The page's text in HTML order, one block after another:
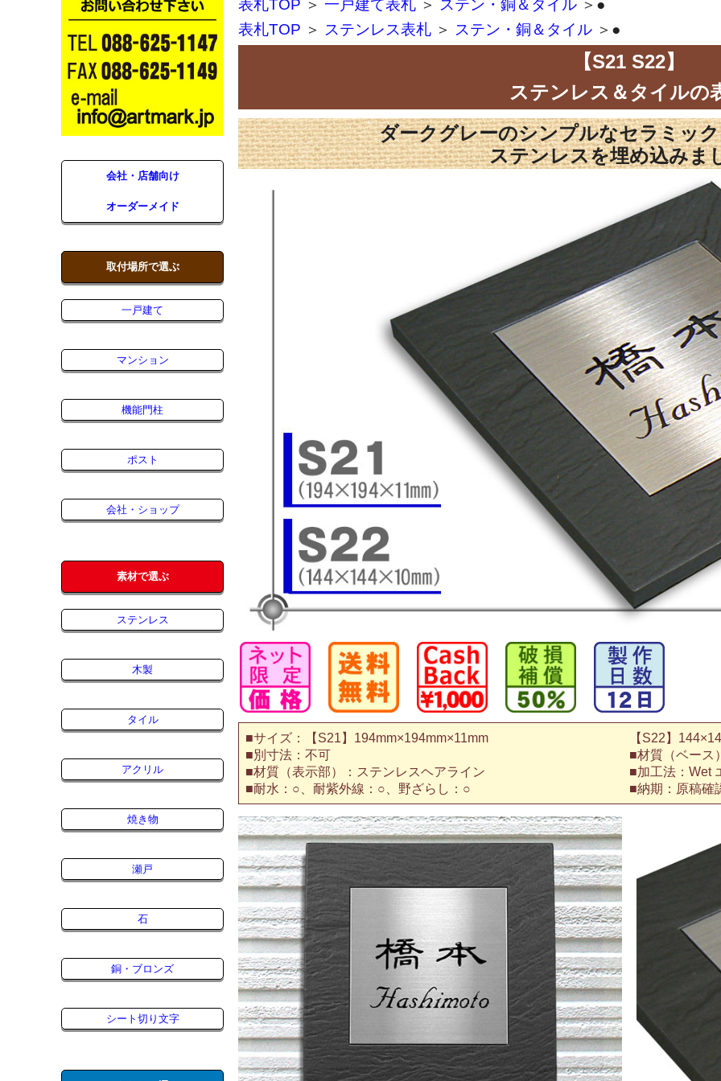
表札TOP ＞一戸建て表札 ＞ ステン・銅＆タイル ＞●
表札TOP ＞ ステンレス表札 ＞ ステン・銅＆タイル ＞●
【S21 S22】
ステンレス＆タイルの
ダークグレーのシンプルなセラミッ
ステンレスを埋め込みま
■サイズ：【S21】194mm×194mm×11mm
【S22】
■別寸法：不可
■材質（ベース
■材質（表示部）：ステンレスヘアライン
■加工法：Wet
■耐水：○、耐紫外線：○、野ざらし：○
■納期：原稿確
会社・店舗向け
オーダーメイド
取付場所で選ぶ
一戸建て
マンション
機能門柱
ポスト
会社・ショップ
素材で選ぶ
ステンレス
木製
タイル
アクリル
焼き物
瀬戸
石
銅・ブロンズ
シート切り文字